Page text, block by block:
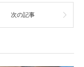
次の記事